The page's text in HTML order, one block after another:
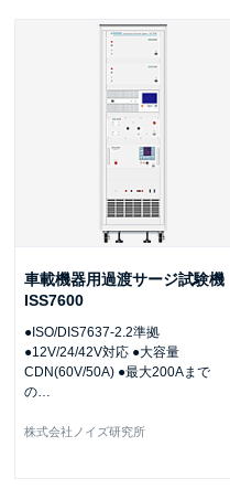
車載機器用過渡サージ試験機
ISS7600
●ISO/DIS7637-2.2準拠
●12V/24/42V対応 ●大容量
CDN(60V/50A) ●最大200Aまで
の
株式会社ノイズ研究所